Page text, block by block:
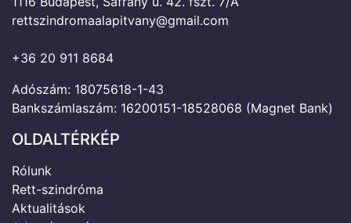
rettszindromaalapitvany@gmail.com
+36 20 911 8684
Adószám: 18075618-1-43
Bankszámlaszám: 16200151-18528068 (Magnet Bank)
OLDALTÉRKÉP
Rólunk
Rett-szindróma
Aktualitások